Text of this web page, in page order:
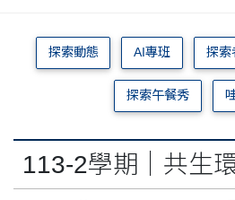
探索動態 AI專班 探索
探索午餐秀
113-2學期｜共生